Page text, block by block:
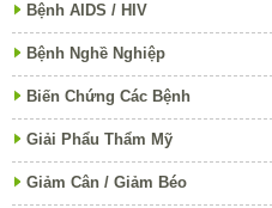
Bệnh AIDS / HIV
Bệnh Nghề Nghiệp
Biến Chứng Các Bệnh
Giải Phẩu Thẩm Mỹ
Giảm Cân / Giảm Béo